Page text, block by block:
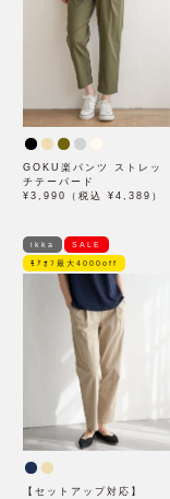
GOKU楽パンツ ストレッ
チテーパード
¥3,990（税込 ¥4,389）
ikka SALE
ﾓｱｵﾌ最大4000off
【セットアップ対応】